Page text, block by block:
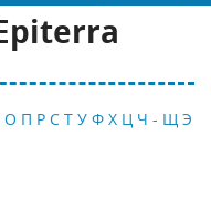
О П Р С Т У Ф Х Ц Ч - Щ Э